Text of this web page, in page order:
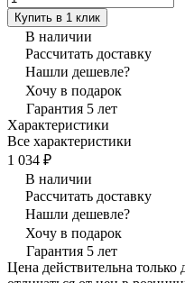
Купить в 1 клик
В наличии
Рассчитать доставку
Нашли дешевле?
Хочу в подарок
Гарантия 5 лет
Характеристики
Все характеристики
1 034 ₽
В наличии
Рассчитать доставку
Нашли дешевле?
Хочу в подарок
Гарантия 5 лет
Цена действительна